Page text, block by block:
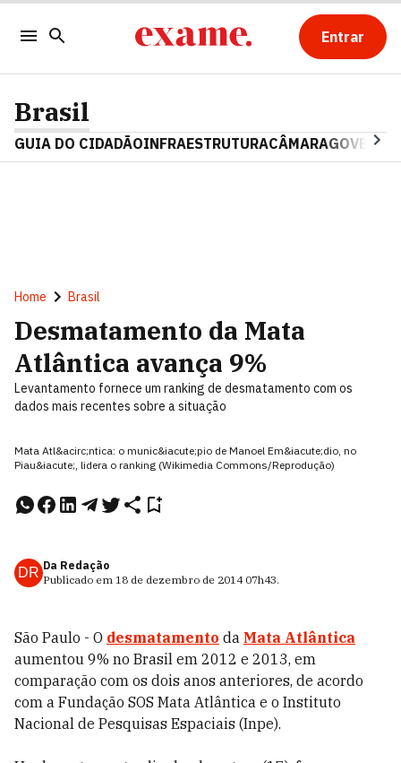
Entrar
Brasil
GUIA DO CIDADÃOINFRAESTRUTURACÂMARAGOVERNO
Home Brasil
Desmatamento da Mata
Atlântica avança 9%
Levantamento fornece um ranking de desmatamento com os
dados mais recentes sobre a situação
Mata Atl&acirc;ntica: o munic&iacute;pio de Manoel Em&iacute;dio, no
Piau&iacute;, lidera o ranking (Wikimedia Commons/Reprodução)
DR Da Redação
Publicado em 18 de dezembro de 2014 07h43.
São Paulo - O desmatamento da Mata Atlântica
aumentou 9% no Brasil em 2012 e 2013, em
comparação com os dois anos anteriores, de acordo
com a Fundação SOS Mata Atlântica e o Instituto
Nacional de Pesquisas Espaciais (Inpe).